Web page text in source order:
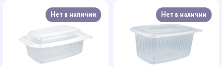
Нет в наличии Нет в наличии